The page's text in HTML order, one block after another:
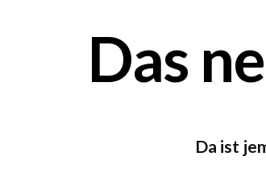
Das
Da ist